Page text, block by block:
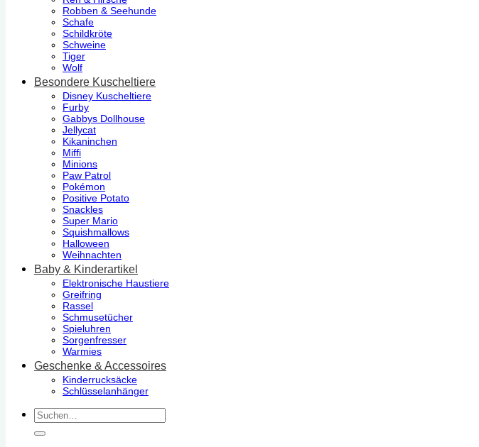
Robben & Seehunde
Schafe
Schildkröte
Schweine
Tiger
Wolf
Besondere Kuscheltiere
Disney Kuscheltiere
Furby
Gabbys Dollhouse
Jellycat
Kikaninchen
Miffi
Minions
Paw Patrol
Pokémon
Positive Potato
Snackles
Super Mario
Squishmallows
Halloween
Weihnachten
Baby & Kinderartikel
Elektronische Haustiere
Greifring
Rassel
Schmusetücher
Spieluhren
Sorgenfresser
Warmies
Geschenke & Accessoires
Kinderrucksäcke
Schlüsselanhänger
Suchen